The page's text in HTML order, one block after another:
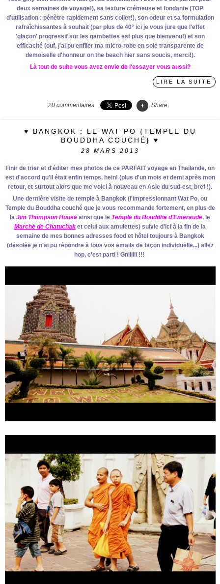
deux semaines de voyage!), sa texture crémeuse et fondante (TOP
d'utilisation : pénètre rapidement sans coller!), son odeur et sa formulation
rafraîchissantes à souhait (par plus de 40° ici je vous jure que l'effet
'glaçon' progressif sur les gambettes est plus que bienvenu!) et son
efficacité (ouf, j'ai pu enfiler ma micro-robe en soie transparente de
demoiselle d'honneur on the beach hier sans soucis, merci!).
Là tout de suite vous avez envie de l'essayer vous aussi?
LIRE LA SUITE
20 commentaires Share
♥ BANGKOK : LE WAT PO {TEMPLE DU
BOUDDHA COUCHÉ} ♥
28 MARS 2013
Finir de trier et d'éditer mes photos de ce PARFAIT voyage en Thaïlande, on
est d'accord qu'il était enfin temps, hein! (plus d'un mois et demi après mon
retour, et surtout alors que me voici à nouveau en Asie du sud-est, bref !).
Une dernière visite de temple à Bangkok (l'impressionnant Wat Po, ou
Temple du Bouddha couché que je vous recommande fortement, en plus de
la Jim Thompson House ainsi que le Temple du Bouddha d'Emeraude, le
Marché de Chatuchak et celui aux amulettes) suivie d'ici à la fin de la
semaine de mes bonnes adresses food et hôtel toujours à Bangkok
(désolée je n'ai pu répondre à tous vos emails de façon individuelle...) allez
hop, c'est parti ! Gniiiiii !!!